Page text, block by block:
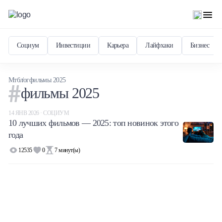
Социум Инвестиции Карьера Лайфхаки Бизнес
Мтблогфильмы 2025
фильмы 2025
14 ЯНВ 2026 · СОЦИУМ
10 лучших фильмов — 2025: топ новинок этого
года
12535 0 7минут(ы)